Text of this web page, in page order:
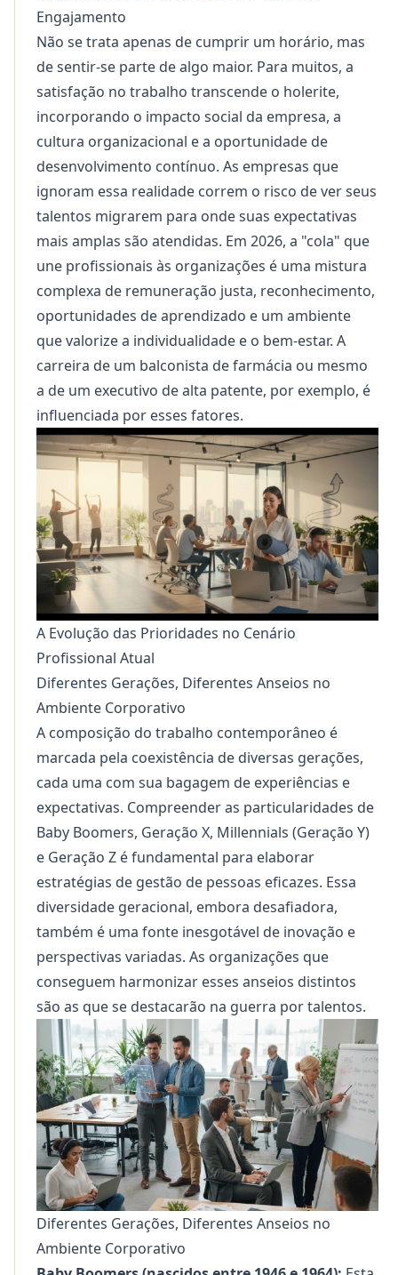
Engajamento
Não se trata apenas de cumprir um horário, mas
de sentir-se parte de algo maior. Para muitos, a
satisfação no trabalho transcende o holerite,
incorporando o impacto social da empresa, a
cultura organizacional e a oportunidade de
desenvolvimento contínuo. As empresas que
ignoram essa realidade correm o risco de ver seus
talentos migrarem para onde suas expectativas
mais amplas são atendidas. Em 2026, a "cola" que
une profissionais às organizações é uma mistura
complexa de remuneração justa, reconhecimento,
oportunidades de aprendizado e um ambiente
que valorize a individualidade e o bem-estar. A
carreira de um balconista de farmácia ou mesmo
a de um executivo de alta patente, por exemplo, é
influenciada por esses fatores.
A Evolução das Prioridades no Cenário
Profissional Atual
Diferentes Gerações, Diferentes Anseios no
Ambiente Corporativo
A composição do trabalho contemporâneo é
marcada pela coexistência de diversas gerações,
cada uma com sua bagagem de experiências e
expectativas. Compreender as particularidades de
Baby Boomers, Geração X, Millennials (Geração Y)
e Geração Z é fundamental para elaborar
estratégias de gestão de pessoas eficazes. Essa
diversidade geracional, embora desafiadora,
também é uma fonte inesgotável de inovação e
perspectivas variadas. As organizações que
conseguem harmonizar esses anseios distintos
são as que se destacarão na guerra por talentos.
Diferentes Gerações, Diferentes Anseios no
Ambiente Corporativo